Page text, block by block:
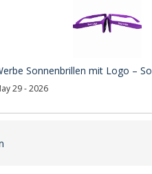
Sonnenbrillen mit Logo –
29 - 2026